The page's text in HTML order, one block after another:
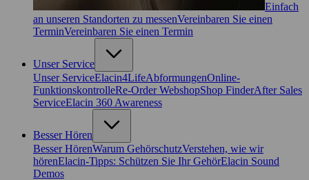
Einfach
an unseren Standorten zu messenVereinbaren Sie einen
TerminVereinbaren Sie einen Termin
Unser Service
Unser ServiceElacin4LifeAbformungenOnline-
FunktionskontrolleRe-Order WebshopShop FinderAfter Sales
ServiceElacin 360 Awareness
Besser Hören
Besser HörenWarum GehörschutzVerstehen, wie wir
hörenElacin-Tipps: Schützen Sie Ihr GehörElacin Sound
Demos